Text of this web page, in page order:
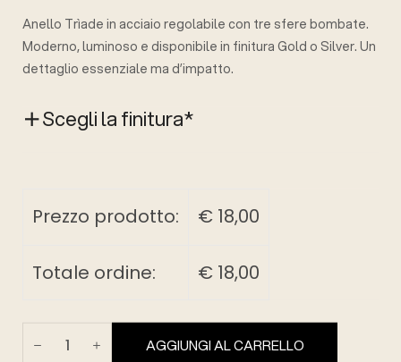
Anello Trìade in acciaio regolabile con tre sfere bombate.
Moderno, luminoso e disponibile in finitura Gold o Silver. Un
dettaglio essenziale ma d’impatto.
Scegli la finitura*
Prezzo prodotto: € 18,00
Totale ordine: € 18,00
AGGIUNGI AL CARRELLO